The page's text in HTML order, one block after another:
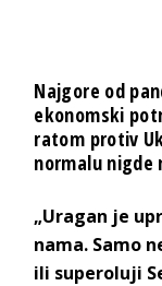
Najgore od
ekonomski
ratom protiv
normalu nigde
„Uragan je
nama. Samo
ili superoluji